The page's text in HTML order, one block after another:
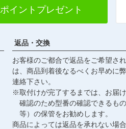
ポイントプレゼント
返品・交換
お客様のご都合で返品をご希望さ
は、商品到着後なるべくお早めに
連絡下さい。
※取付けが完了するまでは、お届
確認のため型番の確認できるも
等）の保管をお勧めします。
商品によっては返品を承れない場